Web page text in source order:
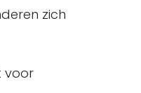
zich
voor